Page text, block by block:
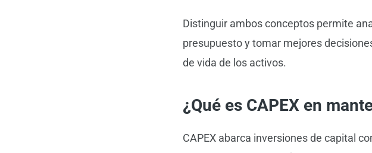
Distinguir ambos conceptos permite
presupuesto y tomar mejores
de vida de los activos.
¿Qué es CAPEX en
CAPEX abarca inversiones de capital